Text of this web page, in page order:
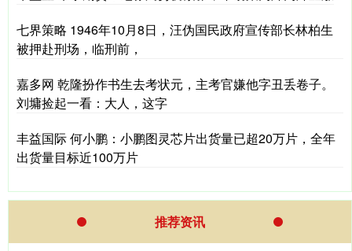
七界策略 1946年10月8日，汪伪国民政府宣传部长林柏生
被押赴刑场，临刑前，
嘉多网 乾隆扮作书生去考状元，主考官嫌他字丑丢卷子。
刘墉捡起一看：大人，这字
丰益国际 何小鹏：小鹏图灵芯片出货量已超20万片，全年
出货量目标近100万片
推荐资讯